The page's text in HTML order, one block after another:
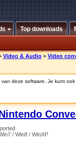
Top downloads
Video & Audio > Video
deze software. Je kunt ook
/ Win8 / WinXP